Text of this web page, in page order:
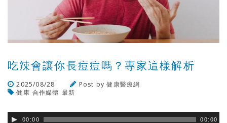
吃辣會讓你長痘痘嗎？專家這樣解析
2025/08/28 Post by健康醫療網
健康 合作媒體 最新
00:00 00:00